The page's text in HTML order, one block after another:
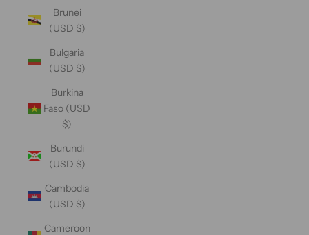
Brunei
(USD $)
Bulgaria
(USD $)
Burkina
Faso (USD
$)
Burundi
(USD $)
Cambodia
(USD $)
Cameroon